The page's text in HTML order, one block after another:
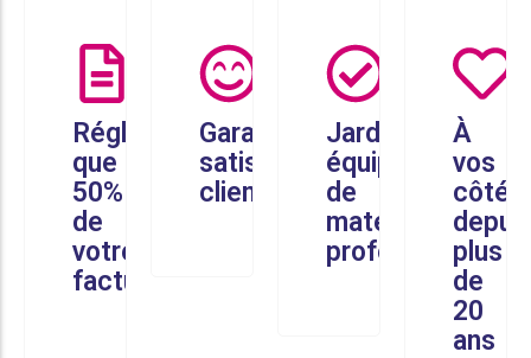
Réglez
que
50%
de
votre
facture
Garantie
satisfaction
client
Jardiniers
équipés
de
matériel
professionnel
À
vos
côtés
plus
de
20
ans